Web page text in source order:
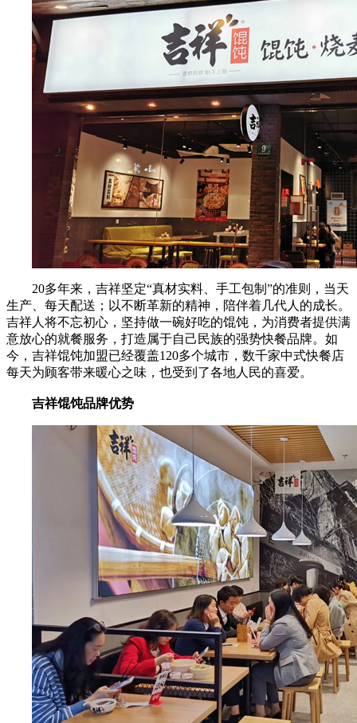
20多年来，吉祥坚定“真材实料、手工包制”的准则，当天
生产、每天配送；以不断革新的精神，陪伴着几代人的成长。
吉祥人将不忘初心，坚持做一碗好吃的馄饨，为消费者提供满
意放心的就餐服务，打造属于自己民族的强势快餐品牌。如
今，吉祥馄饨加盟已经覆盖120多个城市，数千家中式快餐店
每天为顾客带来暖心之味，也受到了各地人民的喜爱。
吉祥馄饨品牌优势